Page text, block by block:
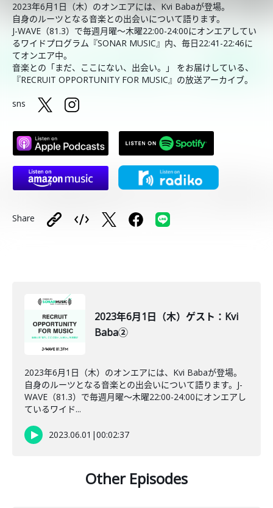
2023年6月1日（木）のオンエアには、Kvi Babaが登場。
自身のルーツとなる音楽との出会いについて語ります。
J-WAVE（81.3）で毎週月曜～木曜22:00-24:00にオンエアしてい
るワイドプログラム『SONAR MUSIC』内、毎日22:41-22:46に
てオンエア中。
音楽との「まだ、ここにない、出会い。」 をお届けしている、
『RECRUIT OPPORTUNITY FOR MUSIC』の放送アーカイブ。
sns
Share
2023年6月1日（木）ゲスト：Kvi
Baba②
2023年6月1日（木）のオンエアには、Kvi Babaが登場。
自身のルーツとなる音楽との出会いについて語ります。J-
WAVE（81.3）で毎週月曜～木曜22:00-24:00にオンエアし
ているワイド...
2023.06.01 |00:02:37
Other Episodes